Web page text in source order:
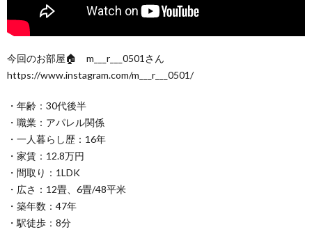
今回のお部屋🏠 m___r___0501さん
https://www.instagram.com/m___r___0501/
・年齢：30代後半
・職業：アパレル関係
・一人暮らし歴：16年
・家賃：12.8万円
・間取り：1LDK
・広さ：12畳、6畳/48平米
・築年数：47年
・駅徒歩：8分